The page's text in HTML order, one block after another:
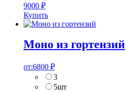
9000 ₽
Купить
Моно из гортензий
от:6800 ₽
3
5шт